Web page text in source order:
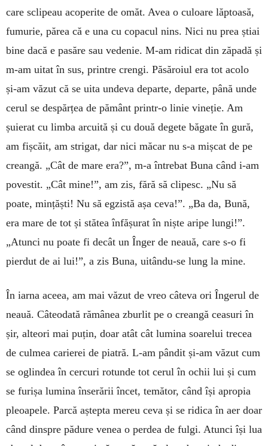
care sclipeau acoperite de omăt. Avea o culoare lăptoasă,
fumurie, părea că e una cu copacul nins. Nici nu prea știai
bine dacă e pasăre sau vedenie. M-am ridicat din zăpadă și
m-am uitat în sus, printre crengi. Păsăroiul era tot acolo
și-am văzut că se uita undeva departe, departe, până unde
cerul se despărțea de pă­mânt printr-o linie vineție. Am
șuie­rat cu limba arcuită și cu două de­gete băgate în gură,
am fișcăit, am strigat, dar nici măcar nu s-a mișcat de pe
creangă. „Cât de mare era?”, m-a întrebat Buna când i-am
po­vestit. „Cât mine!”, am zis, fără să clipesc. „Nu să
poate, mințăști! Nu să egzistă așa ceva!”. „Ba da, Bună,
era mare de tot și stătea înfășurat în niște aripe lungi!”.
„Atunci nu poate fi decât un Înger de neauă, care s-o fi
pierdut de ai lui!”, a zis Buna, uitân­du-se lung la mine.
În iarna aceea, am mai văzut de vreo câteva ori Îngerul de
neauă. Câ­teodată rămânea zburlit pe o crean­gă ceasuri în
șir, alteori mai puțin, doar atât cât lumina soarelui trecea
de culmea carierei de piatră. L-am pândit și-am văzut cum
se oglin­­dea în cercuri rotunde tot cerul în ochii lui și cum
se furișa lumina în­serării încet, temător, când își apro­pia
pleoapele. Parcă aștepta mereu ceva și se ridica în aer doar
când dinspre pădure venea o perdea de fulgi. Atunci își lua